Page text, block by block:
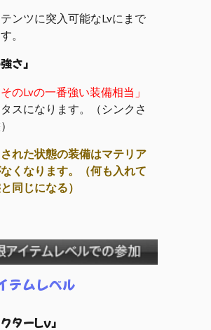
ンツに突入可能なLvにまで
。
さ」
そのLvの一番強い装備相当」
スになります。（シンクさ
れた状態の装備はマテリア
くなります。（何も入れて
同じになる）
テムレベル
ターLv」